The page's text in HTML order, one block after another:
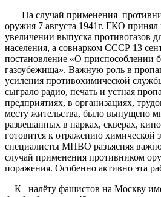
На случай применения
оружия 7 августа 1941г. ГКО принял
увеличении выпуска противогазов
населения, а совнарком СССР 13
постановление «О приспособлении
газоубежища». Важную роль в
усиления противохимической
сыграло радио, печать и устная
предприятиях, в организациях,
месту жительства, было выпущено
развешанных в парках, скверах,
готовится к отражению
специалисты МПВО разъясняя
случай применения противником
поражения. Особенно активно эта
К налёту фашистов на Москву